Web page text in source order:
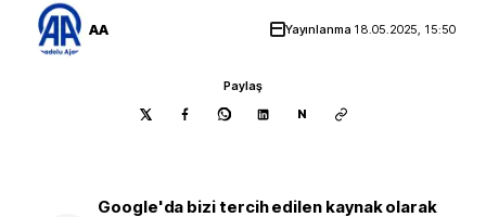
AA Yayınlanma 18.05.2025, 15:50
Paylaş
N
Google'da bizi tercih edilen kaynak olarak